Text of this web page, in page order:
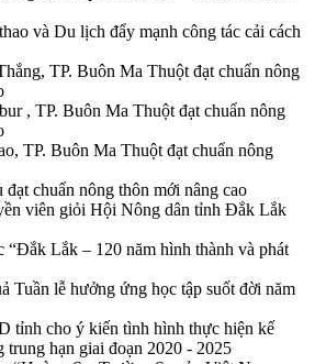
và Du lịch đẩy mạnh công tác cải cách
TP. Buôn Ma Thuột đạt chuẩn nông
, TP. Buôn Ma Thuột đạt chuẩn nông
TP. Buôn Ma Thuột đạt chuẩn nông
đạt chuẩn nông thôn mới nâng cao
viên giỏi Hội Nông dân tỉnh Đắk Lắk
“Đắk Lắk – 120 năm hình thành và phát
Tuần lễ hưởng ứng học tập suốt đời năm
tỉnh cho ý kiến tình hình thực hiện kế
trung hạn giai đoạn 2020 - 2025